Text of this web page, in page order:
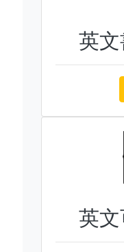
英
英